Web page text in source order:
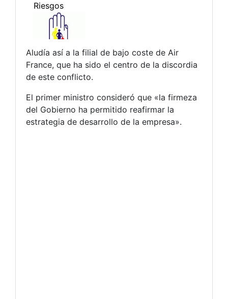
Aludía así a la filial de bajo coste de Air
France, que ha sido el centro de la discordia
de este conflicto.
El primer ministro consideró que «la firmeza
del Gobierno ha permitido reafirmar la
estrategia de desarrollo de la empresa».